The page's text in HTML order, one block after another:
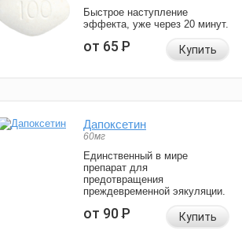
Быстрое наступление
эффекта, уже через 20 минут.
от 65Р Купить
Дапоксетин
60мг
Единственный в мире
препарат для
предотвращения
преждевременной эякуляции.
от 90Р Купить